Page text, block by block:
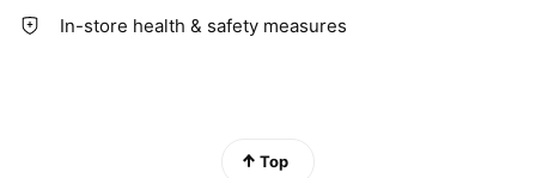
In-store health & safety measures
Top